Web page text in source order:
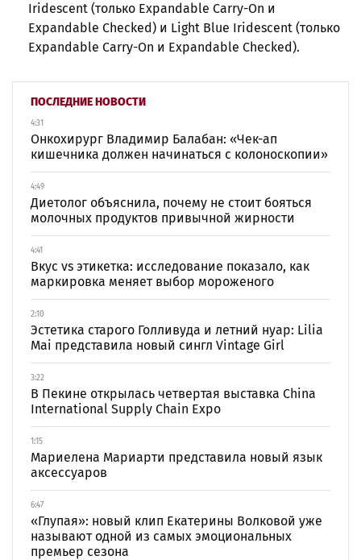
ПОСЛЕДНИЕ НОВОСТИ
4:31
Онкохирург Владимир Балабан: «Чек-ап
кишечника должен начинаться с колоноскопии»
4:49
Диетолог объяснила, почему не стоит бояться
молочных продуктов привычной жирности
4:41
Вкус vs этикетка: исследование показало, как
маркировка меняет выбор мороженого
2:10
Эстетика старого Голливуда и летний нуар: Lilia
Mai представила новый сингл Vintage Girl
3:22
В Пекине открылась четвертая выставка China
International Supply Chain Expo
1:15
Мариелена Мариарти представила новый язык
аксессуаров
6:47
«Глупая»: новый клип Екатерины Волковой уже
называют одной из самых эмоциональных
премьер сезона
Iridescent (только Expandable Carry-On и
Expandable Checked) и Light Blue Iridescent (только
Expandable Carry-On и Expandable Checked).